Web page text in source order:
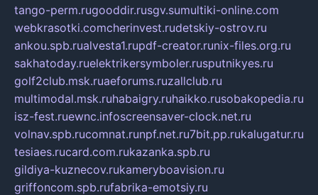
tango-perm.rugooddir.rusgv.sumultiki-online.com
webkrasotki.comcherinvest.rudetskiy-ostrov.ru
ankou.spb.rualvesta1.rupdf-creator.runix-files.org.ru
sakhatoday.ruelektrikersymboler.rusputnikyes.ru
golf2club.msk.ruaeforums.ruzallclub.ru
multimodal.msk.ruhabaigry.ruhaikko.rusobakopedia.ru
isz-fest.ruewnc.infoscreensaver-clock.net.ru
volnav.spb.rucomnat.runpf.net.ru7bit.pp.rukalugatur.ru
tesiaes.rucard.com.rukazanka.spb.ru
gildiya-kuznecov.rukameryboavision.ru
griffoncom.spb.rufabrika-emotsiy.ru